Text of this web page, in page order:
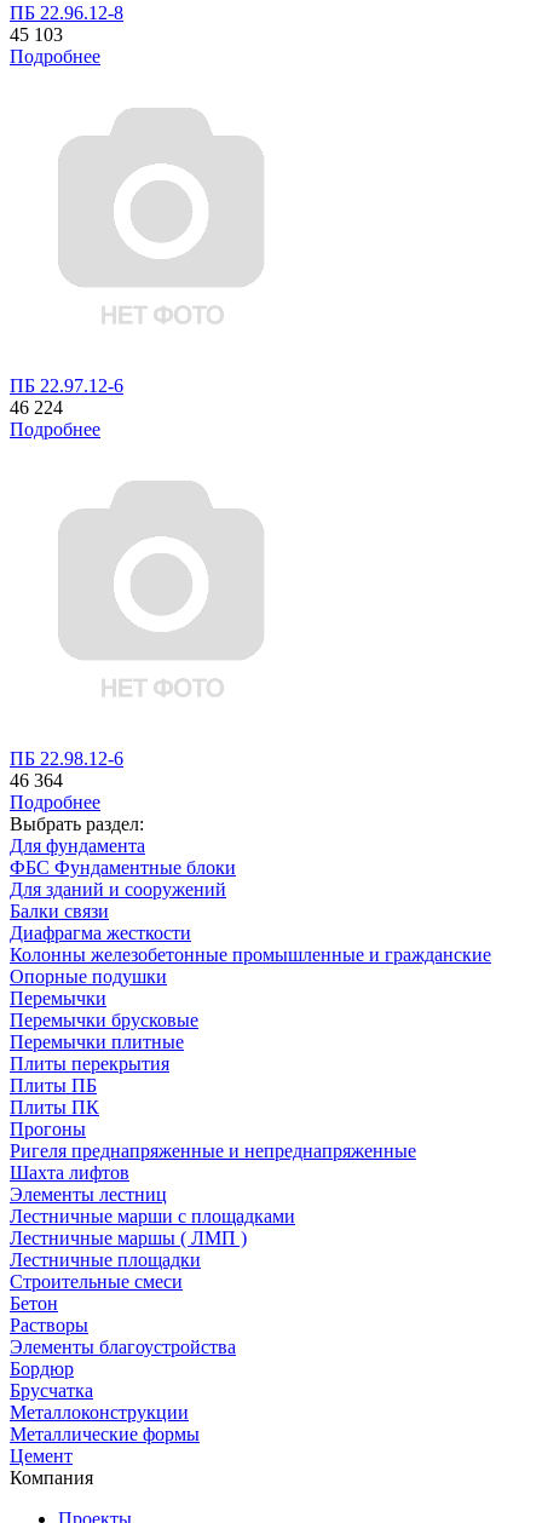
ПБ 22.96.12-8
45 103
Подробнее
ПБ 22.97.12-6
46 224
Подробнее
ПБ 22.98.12-6
46 364
Подробнее
Выбрать раздел:
Для фундамента
ФБС Фундаментные блоки
Для зданий и сооружений
Балки связи
Диафрагма жесткости
Колонны железобетонные промышленные и гражданские
Опорные подушки
Перемычки
Перемычки брусковые
Перемычки плитные
Плиты перекрытия
Плиты ПБ
Плиты ПК
Прогоны
Ригеля преднапряженные и непреднапряженные
Шахта лифтов
Элементы лестниц
Лестничные марши с площадками
Лестничные маршы ( ЛМП )
Лестничные площадки
Строительные смеси
Бетон
Растворы
Элементы благоустройства
Бордюр
Брусчатка
Металлоконструкции
Металлические формы
Цемент
Компания
Проекты